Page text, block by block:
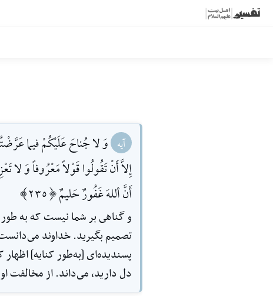
آیه وَ لا جُناحَ عَلَيْكُمْ فيما
إِلاَّ أَنْ تَقُولُوا قَوْلاً مَعْرُوفاً وَ لا
أَنَّ أللهَ غَفُورٌ حَليمٌ [235]
و گناهى بر شما نیست که به طور
تصمیم بگیرید. خداوند مى‌دانست
پسندیده‌اى [به‌طور کنایه] اظهار
دل دارید، مى‌داند. از مخالفت